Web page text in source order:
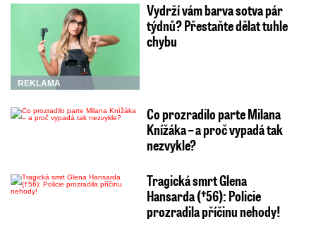
REKLAMA
Vydrží vám barva sotva pár
týdnů? Přestaňte dělat tuhle
chybu
Co prozradilo parte Milana
Knížáka – a proč vypadá tak
nezvykle?
Tragická smrt Glena
Hansarda (†56): Policie
prozradila příčinu nehody!